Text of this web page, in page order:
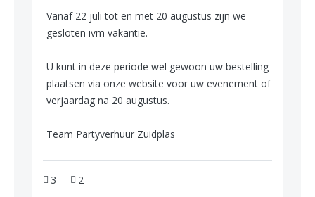
Vanaf 22 juli tot en met 20 augustus zijn we
gesloten ivm vakantie.
U kunt in deze periode wel gewoon uw bestelling
plaatsen via onze website voor uw evenement of
verjaardag na 20 augustus.
Team Partyverhuur Zuidplas
3 2